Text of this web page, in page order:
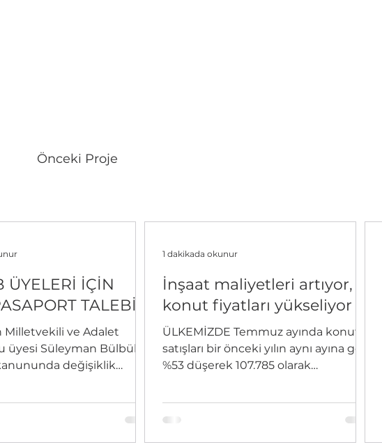
Önceki Proje
ÜYELERİ İÇİN
TALEBİ
Milletvekili ve Adalet
üyesi Süleyman Bülbül,
değişiklik
İnşaat maliyetleri artıyor,
konut fiyatları yükseliyor
ÜLKEMİZDE Temmuz ayında konut
satışları bir önceki yılın aynı ayına göre
%53 düşerek 107.785 olarak
1 dakikada okunur